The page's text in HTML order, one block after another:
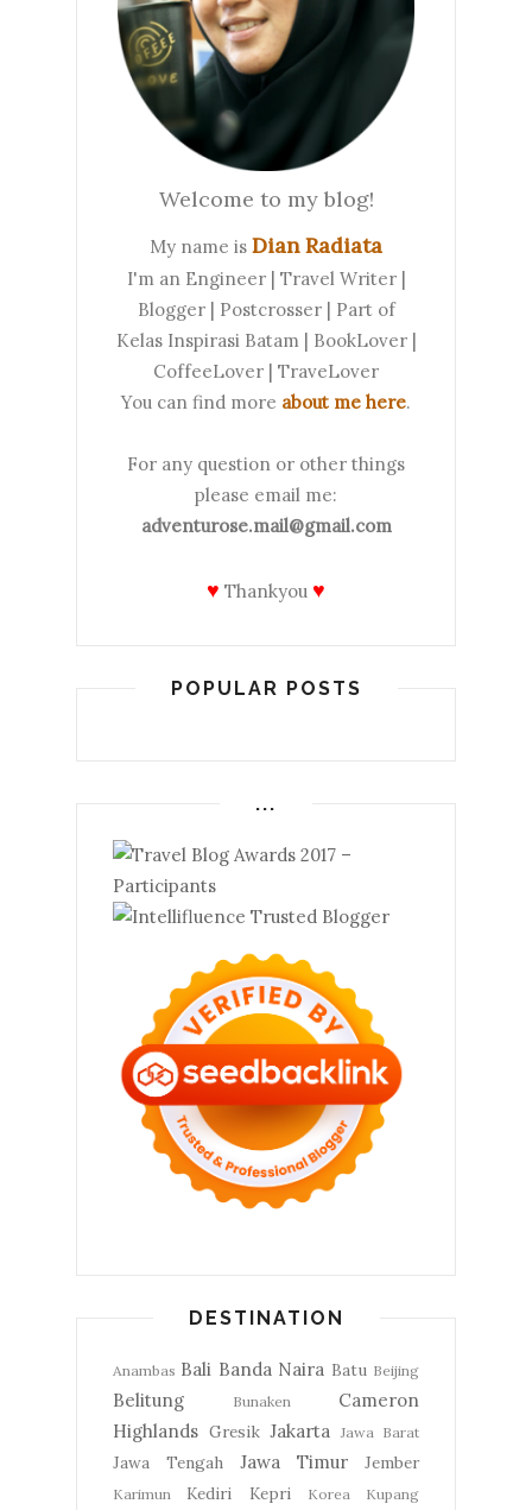
Welcome to my blog!
My name is Dian Radiata
I'm an Engineer | Travel Writer |
Blogger | Postcrosser | Part of
Kelas Inspirasi Batam | BookLover |
CoffeeLover | TraveLover
You can find more about me here.
For any question or other things
please email me:
adventurose.mail@gmail.com
♥ Thankyou ♥
POPULAR POSTS
...
DESTINATION
Anambas Bali Banda Naira Batu Beijing
Belitung Bunaken
Cameron
Highlands Gresik Jakarta Jawa Barat
Jawa Tengah Jawa Timur Jember
Karimun Kediri Kepri Korea Kupang